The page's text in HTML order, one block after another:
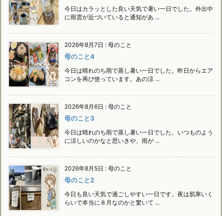
今日はカラッとした良い天気で暑い一日でした。外出中
に雨雲が近づいていると通知があ ...
2026年8月7日 : 母のこと
母のこと4
今日は晴れのち雨で蒸し暑い一日でした。昨日からエア
コンを再び使っています。あの涼 ...
2026年8月6日 : 母のこと
母のこと3
今日は晴れのち雨で蒸し暑い一日でした。いつものよう
に涼しいのかなと思いきや、雨が ...
2026年8月5日 : 母のこと
母のこと2
今日も良い天気で過ごしやすい一日です。夜は肌寒いく
らいで本当に８月なのかと驚いて ...